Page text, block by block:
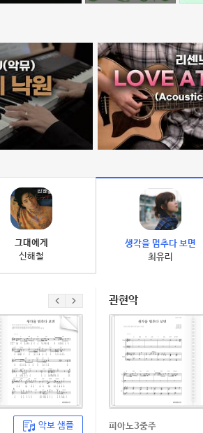
그대에게
신해철
생각을 멈추다 보면
최유리
악보 샘플
관현악
피아노3중주